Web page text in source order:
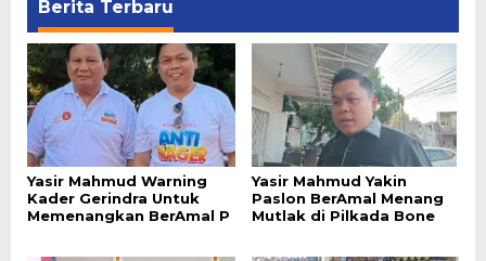
Berita Terbaru
Yasir Mahmud Warning
Kader Gerindra Untuk
Memenangkan BerAmal P
Yasir Mahmud Yakin
Paslon BerAmal Menang
Mutlak di Pilkada Bone